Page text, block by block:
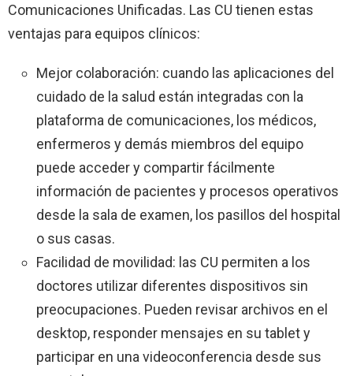
Comunicaciones Unificadas. Las CU tienen estas
ventajas para equipos clínicos:
Mejor colaboración: cuando las aplicaciones del
cuidado de la salud están integradas con la
plataforma de comunicaciones, los médicos,
enfermeros y demás miembros del equipo
puede acceder y compartir fácilmente
información de pacientes y procesos operativos
desde la sala de examen, los pasillos del hospital
o sus casas.
Facilidad de movilidad: las CU permiten a los
doctores utilizar diferentes dispositivos sin
preocupaciones. Pueden revisar archivos en el
desktop, responder mensajes en su tablet y
participar en una videoconferencia desde sus